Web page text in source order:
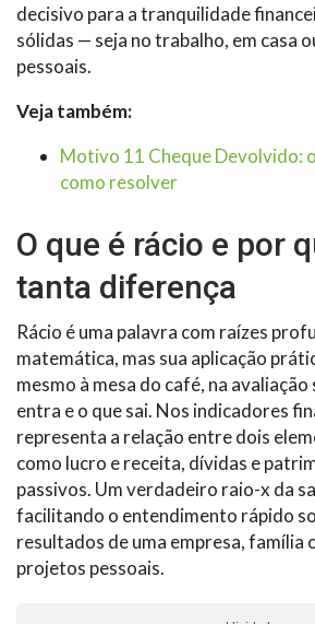
decisivo para a tranquilidade
sólidas — seja no trabalho, em casa
pessoais.
Veja também:
Motivo 11 Cheque Devolvido:
como resolver
O que é rácio e por
tanta diferença
Rácio é uma palavra com raízes
matemática, mas sua aplicação
mesmo à mesa do café, na
entra e o que sai. Nos indicadores
representa a relação entre dois
como lucro e receita, dívidas e
passivos. Um verdadeiro raio-x da
facilitando o entendimento rápido
resultados de uma empresa, família
projetos pessoais.